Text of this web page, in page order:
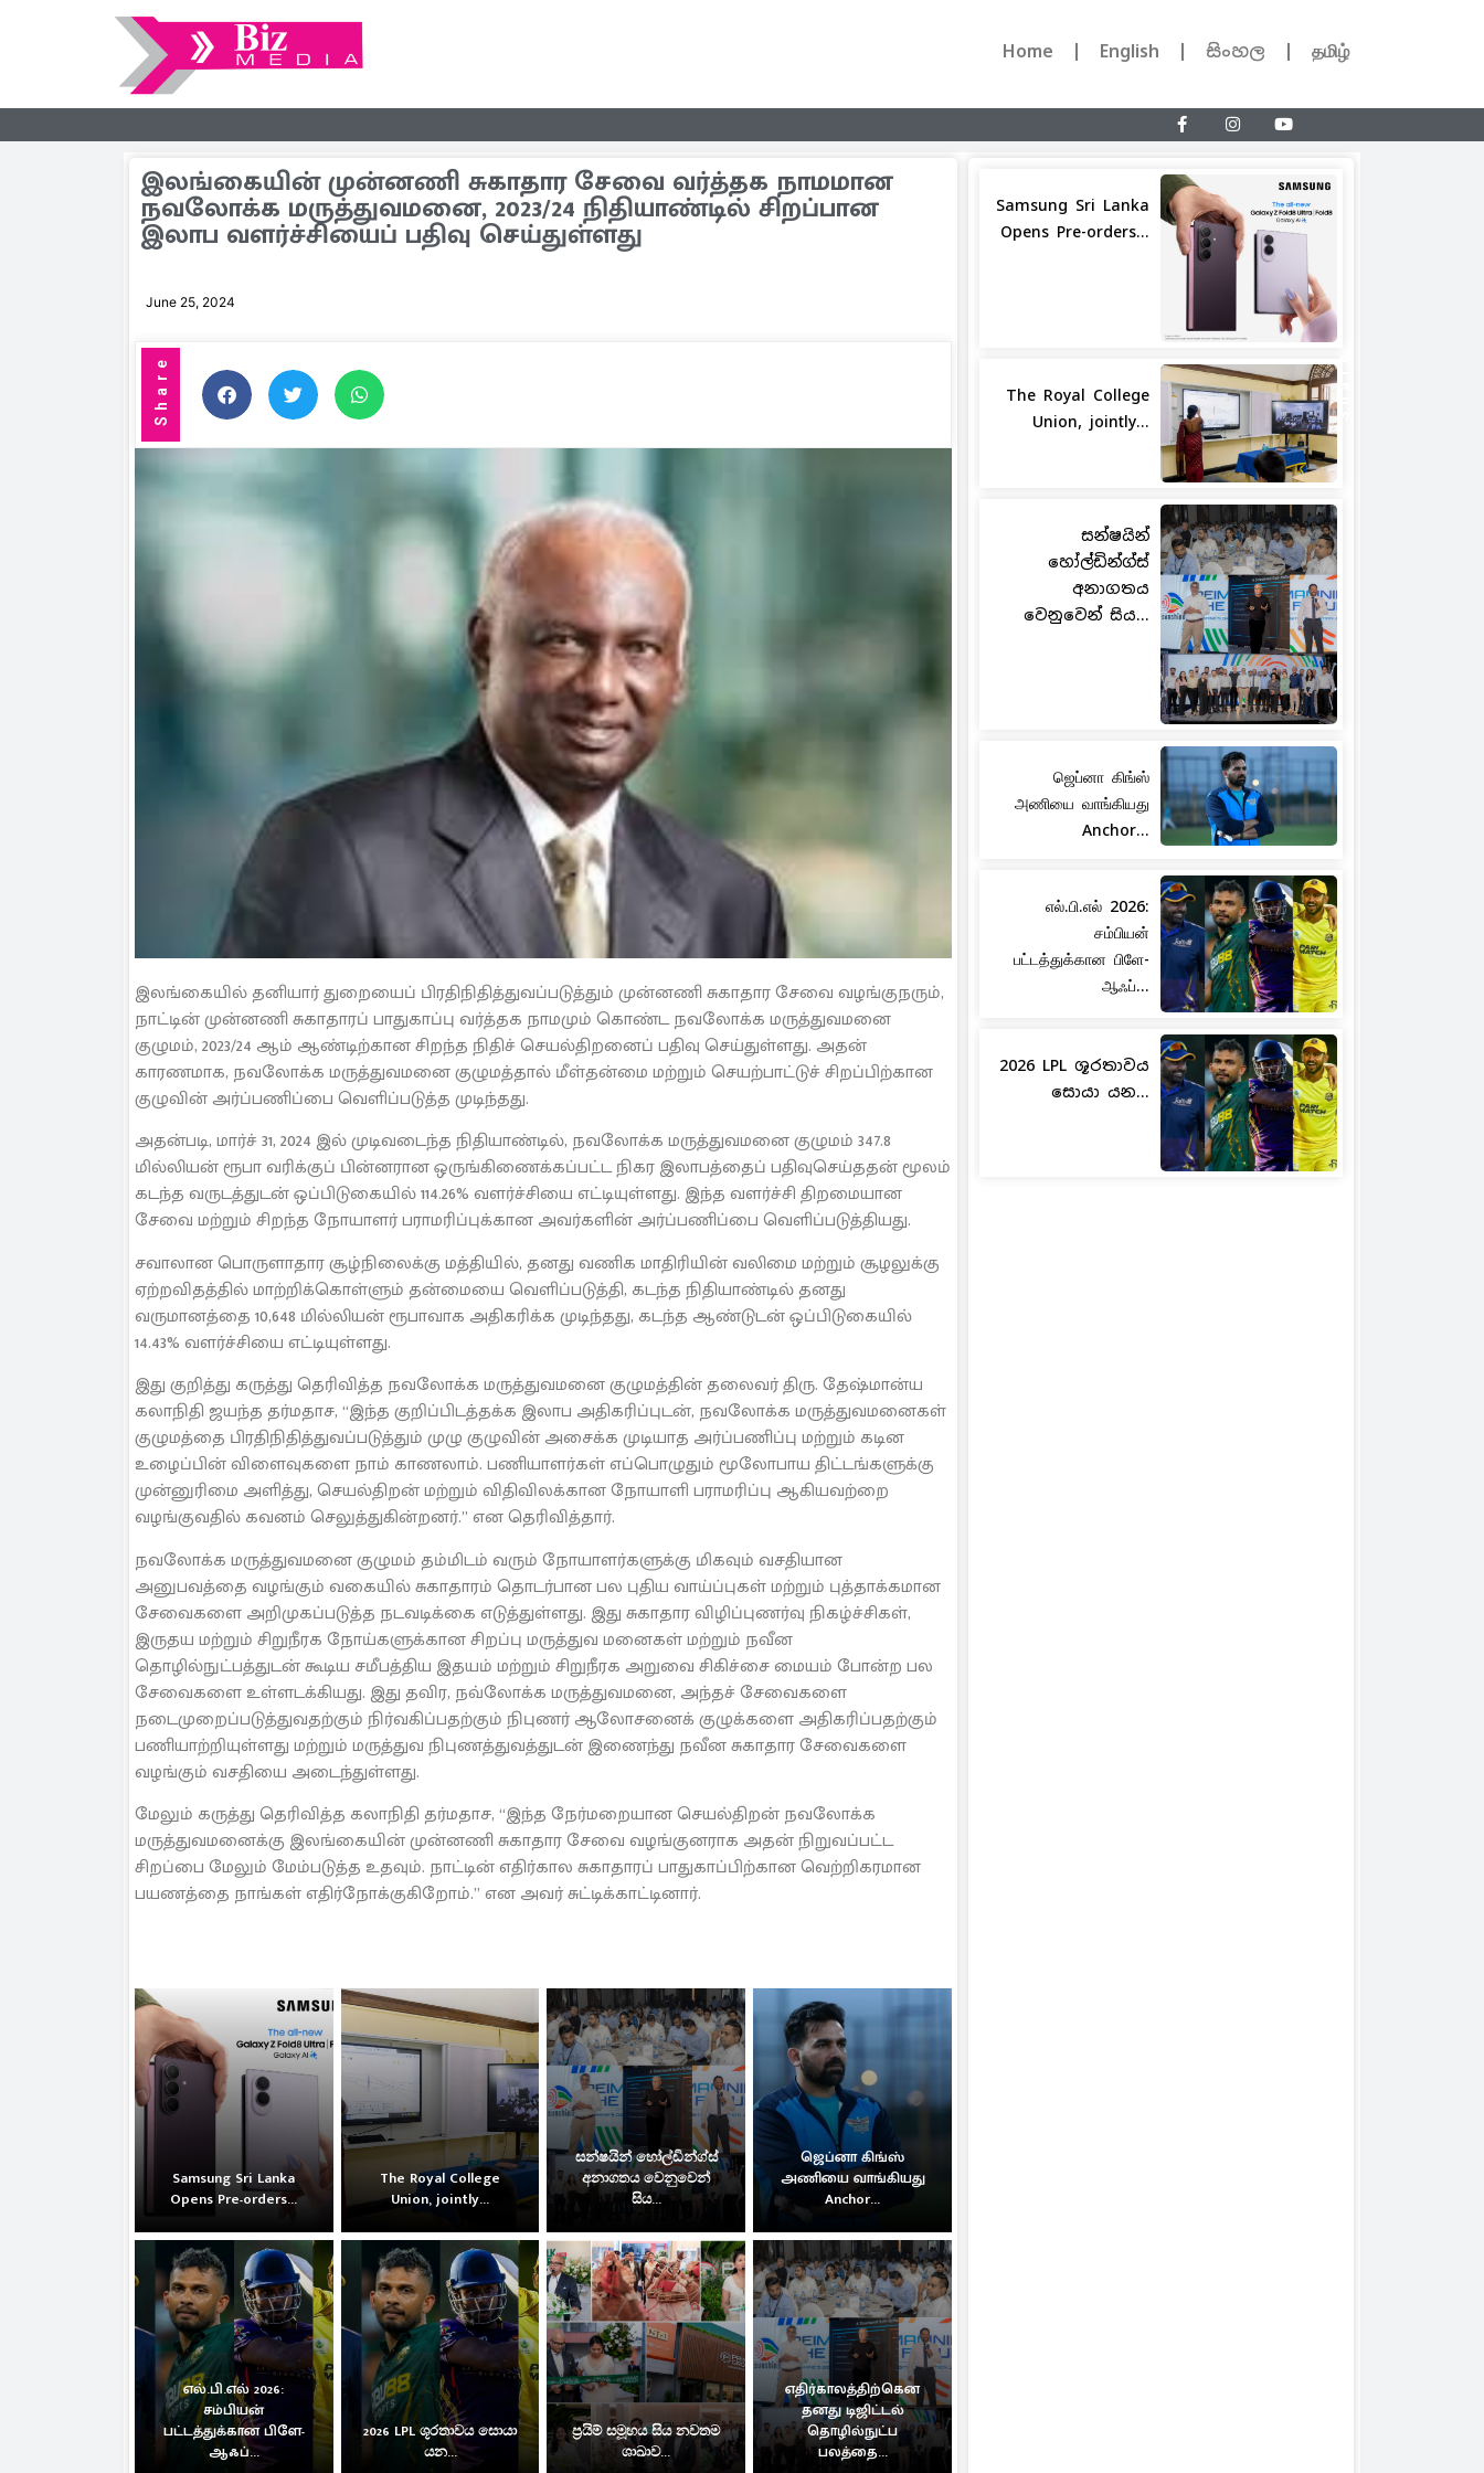
Home English සිංහල தமிழ்
இலங்கையின் முன்னணி சுகாதார சேவை வர்த்தக நாமமான
நவலோக்க மருத்துவமனை, 2023/24 நிதியாண்டில் சிறப்பான
இலாப வளர்ச்சியைப் பதிவு செய்துள்ளது
June 25, 2024
Share Share
இலங்கையில் தனியார் துறையைப் பிரதிநிதித்துவப்படுத்தும் முன்னணி சுகாதார சேவை வழங்குநரும்,
நாட்டின் முன்னணி சுகாதாரப் பாதுகாப்பு வர்த்தக நாமமும் கொண்ட நவலோக்க மருத்துவமனை
குழுமம், 2023/24 ஆம் ஆண்டிற்கான சிறந்த நிதிச் செயல்திறனைப் பதிவு செய்துள்ளது. அதன்
காரணமாக, நவலோக்க மருத்துவமனை குழுமத்தால் மீள்தன்மை மற்றும் செயற்பாட்டுச் சிறப்பிற்கான
குழுவின் அர்ப்பணிப்பை வெளிப்படுத்த முடிந்தது.
அதன்படி, மார்ச் 31, 2024 இல் முடிவடைந்த நிதியாண்டில், நவலோக்க மருத்துவமனை குழுமம் 347.8
மில்லியன் ரூபா வரிக்குப் பின்னரான ஒருங்கிணைக்கப்பட்ட நிகர இலாபத்தைப் பதிவுசெய்ததன் மூலம்
கடந்த வருடத்துடன் ஒப்பிடுகையில் 114.26% வளர்ச்சியை எட்டியுள்ளது. இந்த வளர்ச்சி திறமையான
சேவை மற்றும் சிறந்த நோயாளர் பராமரிப்புக்கான அவர்களின் அர்ப்பணிப்பை வெளிப்படுத்தியது.
சவாலான பொருளாதார சூழ்நிலைக்கு மத்தியில், தனது வணிக மாதிரியின் வலிமை மற்றும் சூழலுக்கு
ஏற்றவிதத்தில் மாற்றிக்கொள்ளும் தன்மையை வெளிப்படுத்தி, கடந்த நிதியாண்டில் தனது
வருமானத்தை 10,648 மில்லியன் ரூபாவாக அதிகரிக்க முடிந்தது, கடந்த ஆண்டுடன் ஒப்பிடுகையில்
14.43% வளர்ச்சியை எட்டியுள்ளது.
இது குறித்து கருத்து தெரிவித்த நவலோக்க மருத்துவமனை குழுமத்தின் தலைவர் திரு. தேஷ்மான்ய
கலாநிதி ஜயந்த தர்மதாச, “இந்த குறிப்பிடத்தக்க இலாப அதிகரிப்புடன், நவலோக்க மருத்துவமனைகள்
குழுமத்தை பிரதிநிதித்துவப்படுத்தும் முழு குழுவின் அசைக்க முடியாத அர்ப்பணிப்பு மற்றும் கடின
உழைப்பின் விளைவுகளை நாம் காணலாம். பணியாளர்கள் எப்பொழுதும் மூலோபாய திட்டங்களுக்கு
முன்னுரிமை அளித்து, செயல்திறன் மற்றும் விதிவிலக்கான நோயாளி பராமரிப்பு ஆகியவற்றை
வழங்குவதில் கவனம் செலுத்துகின்றனர்.” என தெரிவித்தார்.
நவலோக்க மருத்துவமனை குழுமம் தம்மிடம் வரும் நோயாளர்களுக்கு மிகவும் வசதியான
அனுபவத்தை வழங்கும் வகையில் சுகாதாரம் தொடர்பான பல புதிய வாய்ப்புகள் மற்றும் புத்தாக்கமான
சேவைகளை அறிமுகப்படுத்த நடவடிக்கை எடுத்துள்ளது. இது சுகாதார விழிப்புணர்வு நிகழ்ச்சிகள்,
இருதய மற்றும் சிறுநீரக நோய்களுக்கான சிறப்பு மருத்துவ மனைகள் மற்றும் நவீன
தொழில்நுட்பத்துடன் கூடிய சமீபத்திய இதயம் மற்றும் சிறுநீரக அறுவை சிகிச்சை மையம் போன்ற பல
சேவைகளை உள்ளடக்கியது. இது தவிர, நவ்லோக்க மருத்துவமனை, அந்தச் சேவைகளை
நடைமுறைப்படுத்துவதற்கும் நிர்வகிப்பதற்கும் நிபுணர் ஆலோசனைக் குழுக்களை அதிகரிப்பதற்கும்
பணியாற்றியுள்ளது மற்றும் மருத்துவ நிபுணத்துவத்துடன் இணைந்து நவீன சுகாதார சேவைகளை
வழங்கும் வசதியை அடைந்துள்ளது.
மேலும் கருத்து தெரிவித்த கலாநிதி தர்மதாச, “இந்த நேர்மறையான செயல்திறன் நவலோக்க
மருத்துவமனைக்கு இலங்கையின் முன்னணி சுகாதார சேவை வழங்குனராக அதன் நிறுவப்பட்ட
சிறப்பை மேலும் மேம்படுத்த உதவும். நாட்டின் எதிர்கால சுகாதாரப் பாதுகாப்பிற்கான வெற்றிகரமான
பயணத்தை நாங்கள் எதிர்நோக்குகிறோம்.” என அவர் சுட்டிக்காட்டினார்.
Samsung Sri Lanka
Opens Pre-orders...
The Royal College
Union, jointly...
සන්ෂයින් හෝල්ඩින්ග්ස්
අනාගතය වෙනුවෙන්
සිය...
ஜெப்னா கிங்ஸ்
அணியை வாங்கியது
Anchor...
எல்.பி.எல் 2026:
சம்பியன்
பட்டத்துக்கான பிளே-
ஆஃப்...
2026 LPL ශූරතාවය සොයා
යන...
ප්‍රයිම් සමූහය සිය නවතම
ශාඛාව...
எதிர்காலத்திற்கென
தனது டிஜிட்டல்
தொழில்நுட்ப
பலத்தை...
Samsung Sri Lanka
Opens Pre-orders...
The Royal College
Union, jointly...
සන්ෂයින්
හෝල්ඩින්ග්ස්
අනාගතය
වෙනුවෙන් සිය...
ஜெப்னா கிங்ஸ்
அணியை வாங்கியது
Anchor...
எல்.பி.எல் 2026:
சம்பியன்
பட்டத்துக்கான பிளே-
ஆஃப்...
2026 LPL ශූරතාවය
සොයා යන...